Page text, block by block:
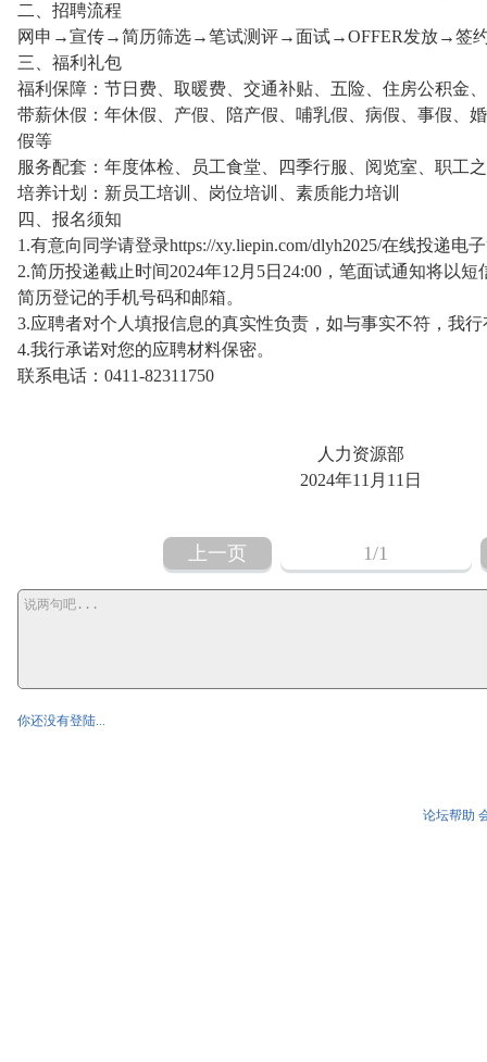
二、招聘流程
网申→宣传→简历筛选→笔试测评→面试→OFFER发放→签
三、福利礼包
福利保障：节日费、取暖费、交通补贴、五险、住房公积金
带薪休假：年休假、产假、陪产假、哺乳假、病假、事假、
假等
服务配套：年度体检、员工食堂、四季行服、阅览室、职工
培养计划：新员工培训、岗位培训、素质能力培训
四、报名须知
1.有意向同学请登录https://xy.liepin.com/dlyh2025/在线投递电
2.简历投递截止时间2024年12月5日24:00，笔面试通知将以
简历登记的手机号码和邮箱。
3.应聘者对个人填报信息的真实性负责，如与事实不符，我
4.我行承诺对您的应聘材料保密。
联系电话：0411-82311750
人力资源部
2024年11月11日
上一页 1/1
你还没有登陆...
论坛帮助